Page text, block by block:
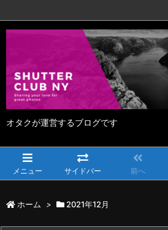
オタクが運営するブログです
メニュー サイドバー 前へ
ホーム > 2021年12月